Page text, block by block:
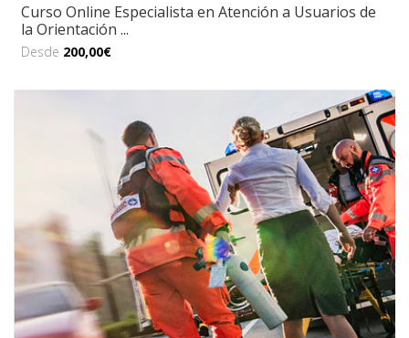
Curso Online Especialista en Atención a Usuarios de
la Orientación ...
Desde 200,00€